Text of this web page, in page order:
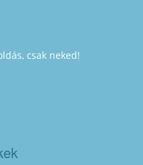
csak neked!